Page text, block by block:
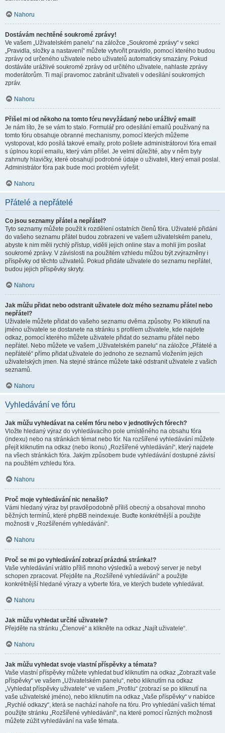
Nahoru
Dostávám nechtěné soukromé zprávy!
Ve vašem „Uživatelském panelu“ na záložce „Soukromé zprávy“ v sekci
„Pravidla, složky a nastavení“ můžete vytvořit pravidlo, pomocí kterého budou
zprávy od určeného uživatele nebo uživatelů automaticky smazány. Pokud
dostáváte urážlivé soukromé zprávy od určitého uživatele, nahlaste zprávy
moderátorům. Ti mají pravomoc zabránit uživateli v odesílání soukromých
zpráv.
Nahoru
Přišel mi od někoho na tomto fóru nevyžádaný nebo urážlivý email!
Je nám líto, že se vám to stalo. Formulář pro odesílání emailů používaný na
tomto fóru obsahuje obranné mechanismy, pomocí kterých můžeme
vystopovat, kdo posílá takové emaily, proto pošlete administrátorovi fóra email
s úplnou kopií emailu, který vám přišel. Je velmi důležité, aby v něm byly
zahrnuty hlavičky, které obsahují podrobné údaje o uživateli, který email poslal.
Administrátor fóra pak bude moci problém vyřešit.
Nahoru
Přátelé a nepřátelé
Co jsou seznamy přátel a nepřátel?
Tyto seznamy můžete použít k rozdělení ostatních členů fóra. Uživatelé přidáni
do vašeho seznamu přátel budou zobrazeni ve vašem uživatelském panelu,
abyste k nim měli rychlý přístup, viděli jejich online stav a mohli jim posílat
soukromé zprávy. V závislosti na použitém vzhledu můžou být zvýrazněny i
příspěvky od těchto uživatelů. Pokud přidáte uživatele do seznamu nepřátel,
budou jejich příspěvky skryty.
Nahoru
Jak můžu přidat nebo odstranit uživatele do/z mého seznamu přátel nebo
nepřátel?
Uživatele můžete přidat do vašeho seznamu dvěma způsoby. Po kliknutí na
jméno uživatele se dostanete na stránku s profilem uživatele, kde najdete
odkaz, pomocí kterého můžete uživatele přidat do seznamu přátel nebo
nepřátel. Nebo můžete ve vašem „Uživatelském panelu“ na záložce „Přátelé a
nepřátelé“ přímo přidat uživatele do jednoho ze seznamů vložením jejich
uživatelských jmen. Na stejné stránce můžete také odstranit uživatele z vašich
seznamů.
Nahoru
Vyhledávání ve fóru
Jak můžu vyhledávat na celém fóru nebo v jednotlivých fórech?
Vložte hledaný výraz do vyhledávacího pole umístěného na obsahu fóra
(indexu) nebo na stránkách témat nebo fór. Na rozšířené vyhledávání můžete
přejít kliknutím na odkaz (nebo ikonu) „Rozšířené vyhledávání“, který najdete
na všech stránkách fóra. Jakým způsobem bude vyhledávání dostupné závisí
na použitém vzhledu fóra.
Nahoru
Proč moje vyhledávání nic nenašlo?
Vámi hledaný výraz byl pravděpodobně příliš obecný a obsahoval mnoho
běžných termínů, které phpBB neindexuje. Buďte konkrétnější a použijte
možnosti v „Rozšířeném vyhledávání“.
Nahoru
Proč se mi po vyhledávání zobrazí prázdná stránka!?
Vaše vyhledávání vrátilo příliš mnoho výsledků a webový server je nebyl
schopen zpracovat. Přejděte na „Rozšířené vyhledávání“ a použijte
konkrétnější hledané výrazy a vyberte fóra, ve kterých budete vyhledávat.
Nahoru
Jak můžu vyhledat určité uživatele?
Přejděte na stránku „Členové“ a klikněte na odkaz „Najít uživatele“.
Nahoru
Jak můžu vyhledat svoje vlastní příspěvky a témata?
Vaše vlastní příspěvky můžete vyhledat buď kliknutím na odkaz „Zobrazit vaše
příspěvky“ ve vašem „Uživatelském panelu“, nebo kliknutím na odkaz
„Vyhledat příspěvky uživatele“ ve vašem „Profilu“ (zobrazí se po kliknutí na
vaše uživatelské jméno), nebo kliknutím na odkaz „Vaše příspěvky“ v nabídce
„Rychlé odkazy“, která se nachází nahoře na fóru. Pro vyhledání vašich témat
použijte stránku „Rozšířené vyhledávání“, na které pomocí různých možnosti
můžete zúžit vyhledávání na vaše témata.